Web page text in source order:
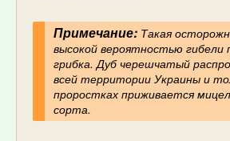
Примечание:Такая
высокой вероятностью гибели
грибка. Дуб черешчатый
всей территории Украины и
проростках приживается
сорта.